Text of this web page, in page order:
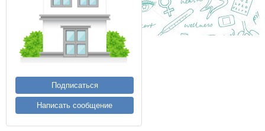
Подписаться
Написать сообщение